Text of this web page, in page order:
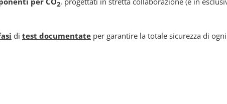
2
di test documentateper garantire la totale sicurezza di